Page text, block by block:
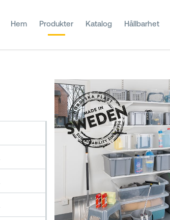
Hem Produkter Katalog Hållbarhet